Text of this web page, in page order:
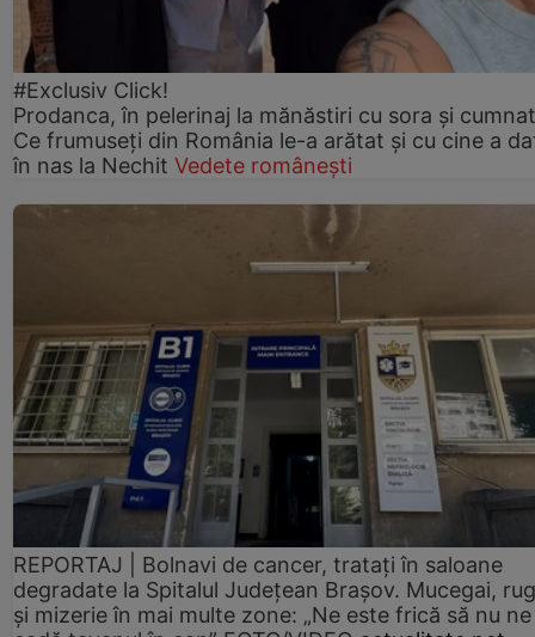
#Exclusiv Click!
Prodanca, în pelerinaj la mănăstiri cu sora și
Ce frumuseți din România le-a arătat și cu cine a
în nas la Nechit Vedete românești
REPORTAJ | Bolnavi de cancer, tratați în saloane
degradate la Spitalul Județean Brașov. Mucegai,
și mizerie în mai multe zone: „Ne este frică să nu ne